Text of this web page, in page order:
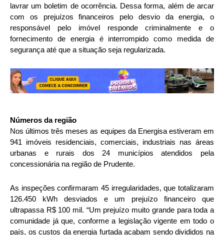
lavrar um boletim de ocorrência. Dessa forma, além de arcar
com os prejuízos financeiros pelo desvio da energia, o
responsável pelo imóvel responde criminalmente e o
fornecimento de energia é interrompido como medida de
segurança até que a situação seja regularizada.
Números da região
Nos últimos três meses as equipes da Energisa estiveram em
941 imóveis residenciais, comerciais, industriais nas áreas
urbanas e rurais dos 24 municípios atendidos pela
concessionária na região de Prudente.
As inspeções confirmaram 45 irregularidades, que totalizaram
126.450 kWh desviados e um prejuízo financeiro que
ultrapassa R$ 100 mil. “Um prejuízo muito grande para toda a
comunidade já que, conforme a legislação vigente em todo o
país, os custos da energia furtada acabam sendo divididos na